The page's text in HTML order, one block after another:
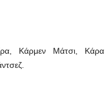
Κάρμεν Μάτσι, Κάρα